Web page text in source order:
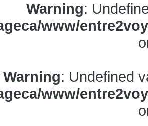
Warning:
www/
Warning: Undefined
www/